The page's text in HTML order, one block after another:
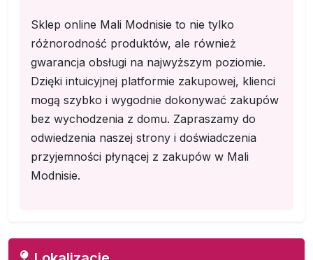
Sklep online Mali Modnisie to nie tylko
różnorodność produktów, ale również
gwarancja obsługi na najwyższym poziomie.
Dzięki intuicyjnej platformie zakupowej, klienci
mogą szybko i wygodnie dokonywać zakupów
bez wychodzenia z domu. Zapraszamy do
odwiedzenia naszej strony i doświadczenia
przyjemności płynącej z zakupów w Mali
Modnisie.